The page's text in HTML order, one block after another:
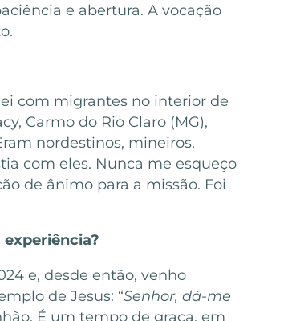
e abertura. A vocação
com migrantes no interior de
Carmo do Rio Claro (MG),
nordestinos, mineiros,
com eles. Nunca me esqueço
de ânimo para a missão. Foi
experiência?
e, desde então, venho
de Jesus: “Senhor, dá-me
É um tempo de graça, em